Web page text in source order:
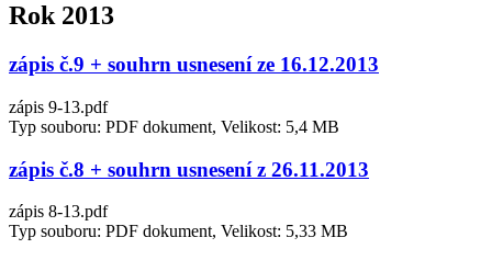
Rok 2013
zápis č.9 + souhrn usnesení ze 16.12.2013
zápis 9-13.pdf
Typ souboru: PDF dokument, Velikost: 5,4 MB
zápis č.8 + souhrn usnesení z 26.11.2013
zápis 8-13.pdf
Typ souboru: PDF dokument, Velikost: 5,33 MB